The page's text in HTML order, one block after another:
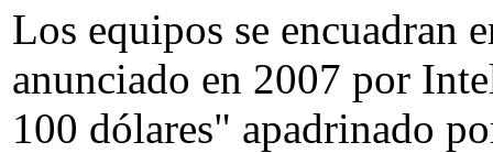
Los equipos se encuadran
anunciado en 2007 por
100 dólares" apadrinado